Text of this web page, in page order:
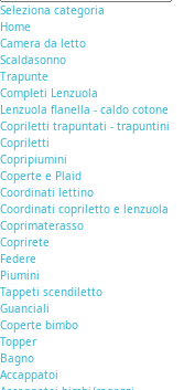
Seleziona categoria
Home
Camera da letto
Scaldasonno
Trapunte
Completi Lenzuola
Lenzuola flanella - caldo cotone
Copriletti trapuntati - trapuntini
Copriletti
Copripiumini
Coperte e Plaid
Coordinati lettino
Coordinati copriletto e lenzuola
Coprimaterasso
Coprirete
Federe
Piumini
Tappeti scendiletto
Guanciali
Coperte bimbo
Topper
Bagno
Accappatoi